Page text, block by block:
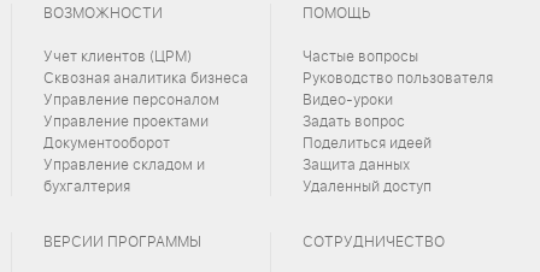
ВОЗМОЖНОСТИ
Учет клиентов (ЦРМ)
Сквозная аналитика бизнеса
Управление персоналом
Управление проектами
Документооборот
Управление складом и
бухгалтерия
ПОМОЩЬ
Частые вопросы
Руководство пользователя
Видео-уроки
Задать вопрос
Поделиться идеей
Защита данных
Удаленный доступ
ВЕРСИИ ПРОГРАММЫ СОТРУДНИЧЕСТВО